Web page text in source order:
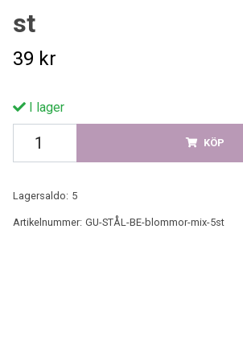
st
39 kr
I lager
KÖP
Lagersaldo: 5
Artikelnummer: GU-STÅL-BE-blommor-mix-5st